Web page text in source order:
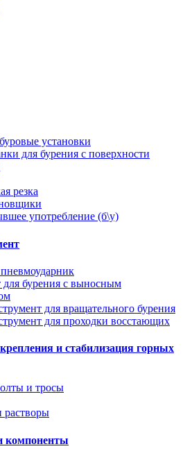
установки
для бурения с поверхности
резка
употребление (б\у)
бурения с выносным
для вращательного бурения
для проходки восстающих
и стабилизация горных
и тросы
компоненты